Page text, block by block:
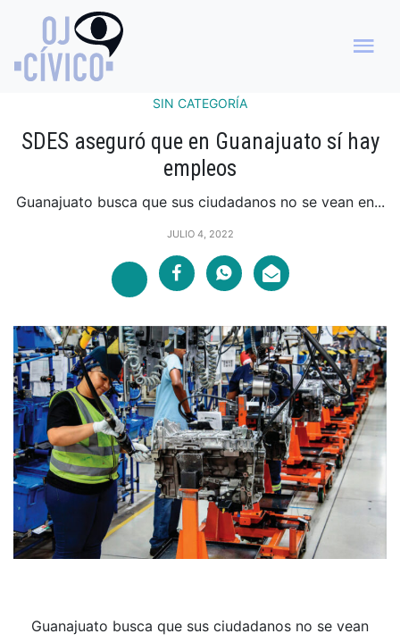
SIN CATEGORÍA
SDES aseguró que en Guanajuato sí hay
empleos
Guanajuato busca que sus ciudadanos no se vean en...
JULIO 4, 2022
Guanajuato busca que sus ciudadanos no se vean